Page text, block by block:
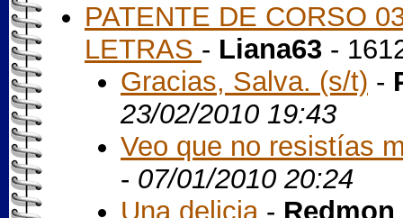
PATENTE DE CORSO
LETRAS - Liana63 -
Gracias, Salva. (s/t) -
23/02/2010 19:43
Veo que no resistías
- 07/01/2010 20:24
Una delicia-